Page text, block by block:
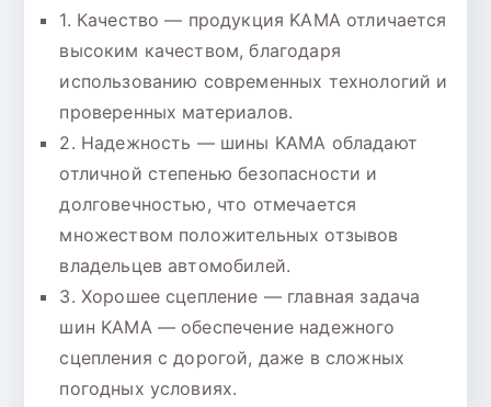
1. Качество — продукция KAMA отличается
высоким качеством, благодаря
использованию современных технологий и
проверенных материалов.
2. Надежность — шины KAMA обладают
отличной степенью безопасности и
долговечностью, что отмечается
множеством положительных отзывов
владельцев автомобилей.
3. Хорошее сцепление — главная задача
шин KAMA — обеспечение надежного
сцепления с дорогой, даже в сложных
погодных условиях.